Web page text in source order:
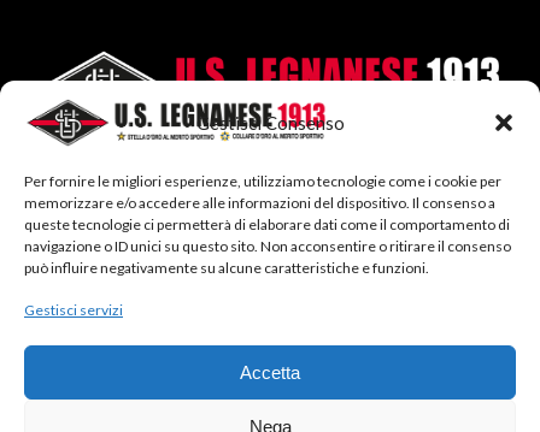
Gestisci Consenso
Per fornire le migliori esperienze, utilizziamo tecnologie come i cookie per
memorizzare e/o accedere alle informazioni del dispositivo. Il consenso a
queste tecnologie ci permetterà di elaborare dati come il comportamento di
navigazione o ID unici su questo sito. Non acconsentire o ritirare il consenso
può influire negativamente su alcune caratteristiche e funzioni.
Gestisci servizi
Accetta
Nega
Facebook Twitter InstagramLinkedIn